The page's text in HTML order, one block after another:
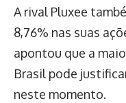
A rival Pluxee
8,76% nas suas
apontou que a
Brasil pode
neste momento.